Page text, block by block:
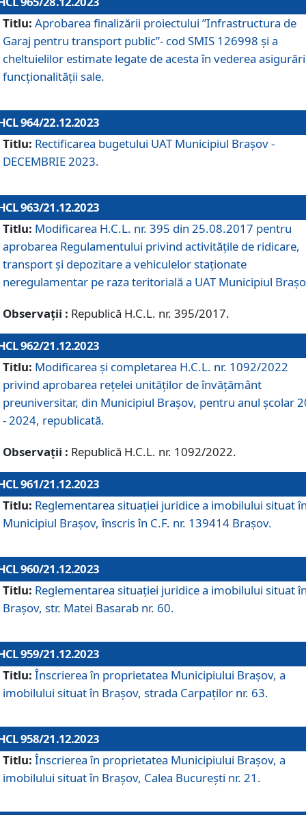
Titlu: Aprobarea finalizării proiectului ”Infrastructura de
Garaj pentru transport public”- cod SMIS 126998 și a
cheltuielilor estimate legate de acesta în vederea
funcționalității sale.
964/22.12.2023
Titlu: Rectificarea bugetului UAT Municipiul Braşov -
DECEMBRIE 2023.
963/21.12.2023
Titlu: Modificarea H.C.L. nr. 395 din 25.08.2017 pentru
aprobarea Regulamentului privind activitățile de ridicare,
transport şi depozitare a vehiculelor staționate
neregulamentar pe raza teritorială a UAT Municipiul
Observații : Republică H.C.L. nr. 395/2017.
962/21.12.2023
Titlu: Modificarea și completarea H.C.L. nr. 1092/2022
privind aprobarea rețelei unităților de învăţământ
preuniversitar, din Municipiul Braşov, pentru anul școlar
- 2024, republicată.
Observații : Republică H.C.L. nr. 1092/2022.
961/21.12.2023
Titlu: Reglementarea situației juridice a imobilului situat
Municipiul Brașov, înscris în C.F. nr. 139414 Brașov.
960/21.12.2023
Titlu: Reglementarea situației juridice a imobilului situat
Brașov, str. Matei Basarab nr. 60.
959/21.12.2023
Titlu: Înscrierea în proprietatea Municipiului Brașov, a
imobilului situat în Brașov, strada Carpaților nr. 63.
958/21.12.2023
Titlu: Înscrierea în proprietatea Municipiului Brașov, a
imobilului situat în Brașov, Calea București nr. 21.